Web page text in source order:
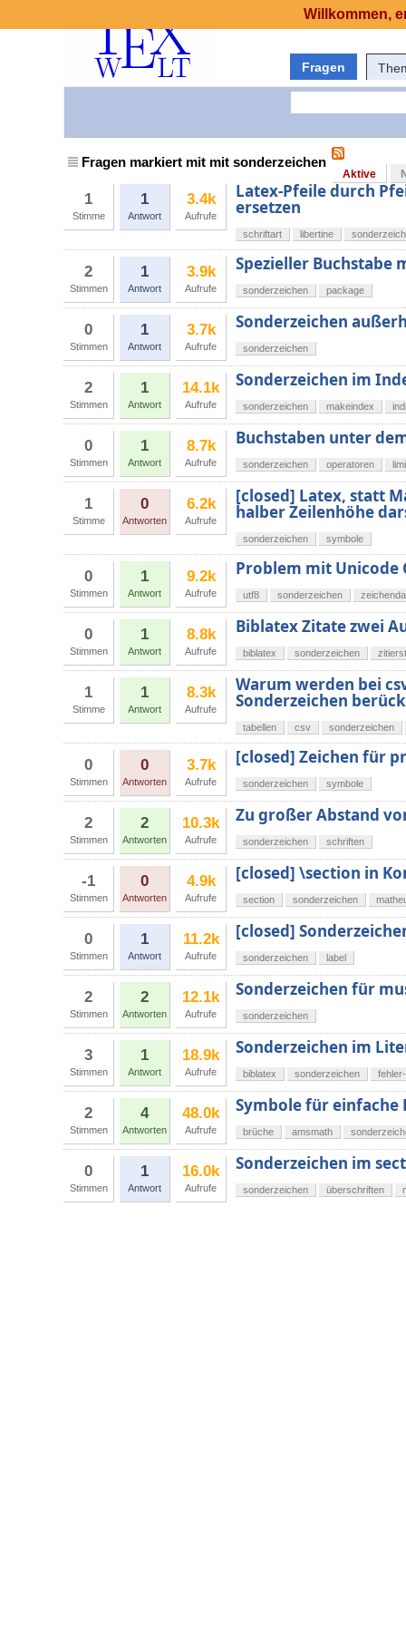
Fragen
Fragen markiert mit mit sonderzeichen
Aktive
1
Stimme
1
Antwort
3.4k
Aufrufe
Latex-Pfeile durch
ersetzen
schriftart libertine
2
Stimmen
1
Antwort
3.9k
Aufrufe
Spezieller Buchstabe
sonderzeichen package
0
Stimmen
1
Antwort
3.7k
Aufrufe
Sonderzeichen
sonderzeichen
2
Stimmen
1
Antwort
14.1k
Aufrufe
Sonderzeichen im
sonderzeichen makeindex
0
Stimmen
1
Antwort
8.7k
Aufrufe
Buchstaben unter
sonderzeichen operatoren
1
Stimme
0
Antworten
6.2k
Aufrufe
[closed] Latex, statt
halber Zeilenhöhe
sonderzeichen symbole
0
Stimmen
1
Antwort
9.2k
Aufrufe
Problem mit Unicode
utf8 sonderzeichen
0
Stimmen
1
Antwort
8.8k
Aufrufe
Biblatex Zitate zwei
biblatex sonderzeichen
1
Stimme
1
Antwort
8.3k
Aufrufe
Warum werden bei
Sonderzeichen
tabellen csv sonderzeichen
0
Stimmen
0
Antworten
3.7k
Aufrufe
[closed] Zeichen für
sonderzeichen symbole
2
Stimmen
2
Antworten
10.3k
Aufrufe
Zu großer Abstand
sonderzeichen schriften
-1
Stimmen
0
Antworten
4.9k
Aufrufe
[closed] \section in
section sonderzeichen
0
Stimmen
1
Antwort
11.2k
Aufrufe
[closed]
sonderzeichen label
2
Stimmen
2
Antworten
12.1k
Aufrufe
Sonderzeichen für
sonderzeichen
3
Stimmen
1
Antwort
18.9k
Aufrufe
Sonderzeichen im
biblatex sonderzeichen
2
Stimmen
4
Antworten
48.0k
Aufrufe
Symbole für einfache
brüche amsmath
0
Stimmen
1
Antwort
16.0k
Aufrufe
Sonderzeichen im
sonderzeichen überschriften
Willkommen,